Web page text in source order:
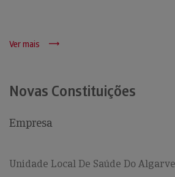
Ver mais
Novas Constituições
Empresa
Unidade Local De Saúde Do